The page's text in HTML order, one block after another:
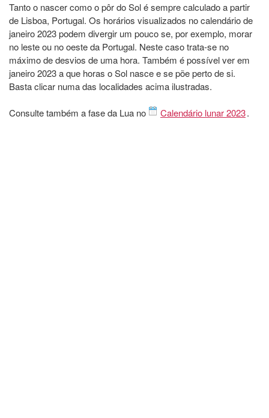
Tanto o nascer como o pôr do Sol é sempre calculado a partir
de Lisboa, Portugal. Os horários visualizados no calendário de
janeiro 2023 podem divergir um pouco se, por exemplo, morar
no leste ou no oeste da Portugal. Neste caso trata-se no
máximo de desvios de uma hora. Também é possível ver em
janeiro 2023 a que horas o Sol nasce e se põe perto de si.
Basta clicar numa das localidades acima ilustradas.
Consulte também a fase da Lua no Calendário lunar 2023.